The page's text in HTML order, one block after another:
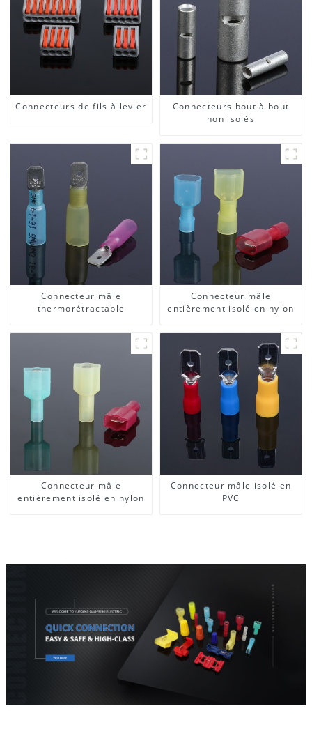
Connecteurs de fils à levier
Connecteurs bout à bout
non isolés
Connecteur mâle
thermorétractable
Connecteur mâle
entièrement isolé en nylon
Connecteur mâle
entièrement isolé en nylon
Connecteur mâle isolé en
PVC